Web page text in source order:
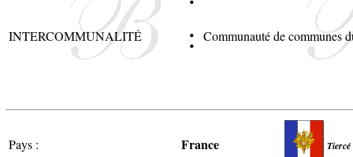
INTERCOMMUNALITÉ : Communauté de communes
Pays : France